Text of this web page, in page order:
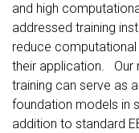
and high
addressed training
reduce
their application. Our
training can serve as
foundation models in
addition to standard